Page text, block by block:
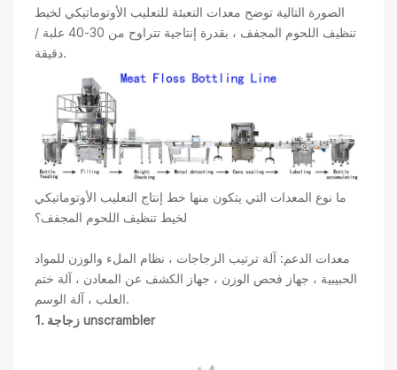
الصورة التالية توضح معدات التعبئة للتعليب الأوتوماتيكي لخيط
تنظيف اللحوم المجفف ، بقدرة إنتاجية تتراوح من 30-40 علبة /
دقيقة.
ما نوع المعدات التي يتكون منها خط إنتاج التعليب الأوتوماتيكي
لخيط تنظيف اللحوم المجفف؟
معدات الدعم: آلة ترتيب الزجاجات ، نظام الملء والوزن للمواد
الحبيبية ، جهاز فحص الوزن ، جهاز الكشف عن المعادن ، آلة ختم
العلب ، آلة الوسم.
1. زجاجة unscrambler